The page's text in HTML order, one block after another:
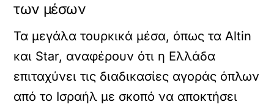
των μέσων
Τα μεγάλα τουρκικά μέσα, όπως τα Altin
και Star, αναφέρουν ότι η Ελλάδα
επιταχύνει τις διαδικασίες αγοράς όπλων
από το Ισραήλ με σκοπό να αποκτήσει